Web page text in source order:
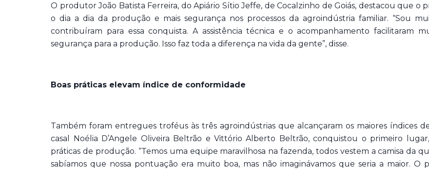
O produtor João Batista Ferreira, do Apiário Sítio Jeffe, de Cocalzinho de Goiás, destacou que o
o dia a dia da produção e mais segurança nos processos da agroindústria familiar. “Sou
contribuíram para essa conquista. A assistência técnica e o acompanhamento facilitaram
segurança para a produção. Isso faz toda a diferença na vida da gente”, disse.
Boas práticas elevam índice de conformidade
Também foram entregues troféus às três agroindústrias que alcançaram os maiores índices
casal Noélia D’Angele Oliveira Beltrão e Vittório Alberto Beltrão, conquistou o primeiro
práticas de produção. “Temos uma equipe maravilhosa na fazenda, todos vestem a camisa da
sabíamos que nossa pontuação era muito boa, mas não imaginávamos que seria a maior.